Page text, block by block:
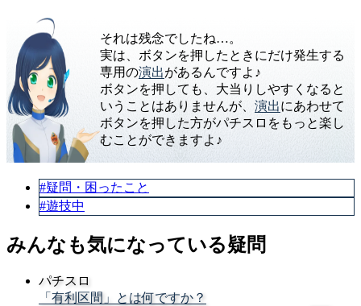
それは残念でしたね…。
実は、ボタンを押したときにだけ発生する
専用の演出があるんですよ♪
ボタンを押しても、大当りしやすくなると
いうことはありませんが、 演出にあわせて
ボタンを押した方がパチスロをもっと楽し
むことができますよ♪
#疑問・困ったこと
#遊技中
みんなも気になっている疑問
パチスロ
「有利区間」とは何ですか？